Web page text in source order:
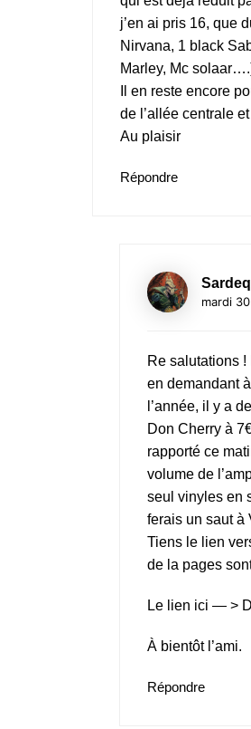
j’en ai pris 16, que
Nirvana, 1 black
Marley, Mc
Il en reste encore
de l’allée centrale
Au plaisir
Répondre
mardi
Re salutations
en demandant
l’année, il y a
Don Cherry à
rapporté ce
volume de
seul vinyles en
ferais un saut à
Tiens le lien
de la pages
Le lien ici — >
À bientôt l’ami.
Répondre